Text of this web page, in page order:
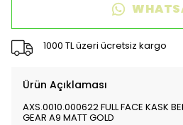
1000 TL üzeri ücretsiz kargo
Ürün Açıklaması
AXS.0010.000622 FULL FACE KASK
GEAR A9 MATT GOLD